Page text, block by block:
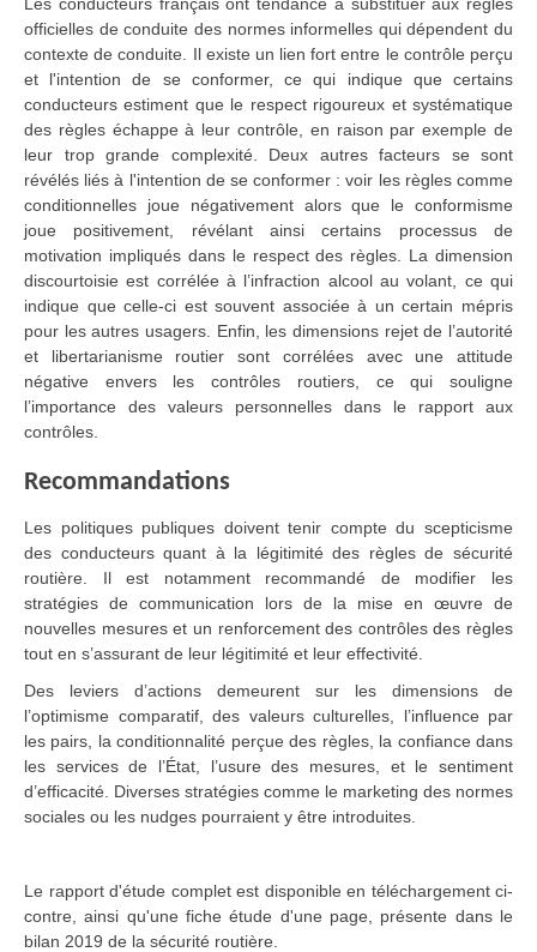
officielles de conduite des normes informelles qui dépendent du
contexte de conduite. Il existe un lien fort entre le contrôle perçu
et l'intention de se conformer, ce qui indique que certains
conducteurs estiment que le respect rigoureux et systématique
des règles échappe à leur contrôle, en raison par exemple de
leur trop grande complexité. Deux autres facteurs se sont
révélés liés à l'intention de se conformer : voir les règles comme
conditionnelles joue négativement alors que le conformisme
joue positivement, révélant ainsi certains processus de
motivation impliqués dans le respect des règles. La dimension
discourtoisie est corrélée à l’infraction alcool au volant, ce qui
indique que celle-ci est souvent associée à un certain mépris
pour les autres usagers. Enfin, les dimensions rejet de l’autorité
et libertarianisme routier sont corrélées avec une attitude
négative envers les contrôles routiers, ce qui souligne
l’importance des valeurs personnelles dans le rapport aux
contrôles.
Recommandations
Les politiques publiques doivent tenir compte du scepticisme
des conducteurs quant à la légitimité des règles de sécurité
routière. Il est notamment recommandé de modifier les
stratégies de communication lors de la mise en œuvre de
nouvelles mesures et un renforcement des contrôles des règles
tout en s’assurant de leur légitimité et leur effectivité.
Des leviers d’actions demeurent sur les dimensions de
l’optimisme comparatif, des valeurs culturelles, l’influence par
les pairs, la conditionnalité perçue des règles, la confiance dans
les services de l’État, l’usure des mesures, et le sentiment
d’efficacité. Diverses stratégies comme le marketing des normes
sociales ou les nudges pourraient y être introduites.
Le rapport d'étude complet est disponible en téléchargement ci-
contre, ainsi qu'une fiche étude d'une page, présente dans le
bilan 2019 de la sécurité routière.